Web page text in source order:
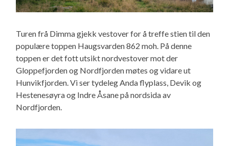
Turen frå Dimma gjekk vestover for å treffe stien til den
populære toppen Haugsvarden 862 moh. På denne
toppen er det fott utsikt nordvestover mot der
Gloppefjorden og Nordfjorden møtes og vidare ut
Hunvikfjorden. Vi ser tydeleg Anda flyplass, Devik og
Hestenesøyra og Indre Åsane på nordsida av
Nordfjorden.